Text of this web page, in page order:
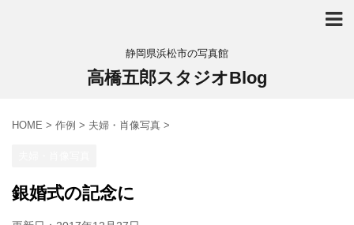
静岡県浜松市の写真館
高橋五郎スタジオBlog
HOME > 作例 > 夫婦・肖像写真 >
銀婚式の記念に